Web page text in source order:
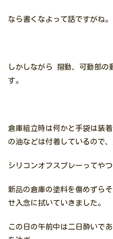
なら書くなよって話ですがね。
しかしながら 摺動、可動部の
す。
倉庫組立時は何かと手袋は装
の油などは付着しているので
シリコンオフスプレーってやつ
新品の倉庫の塗料を傷めずら
せ入念に拭いていきました。
この日の午前中は二日酔いで